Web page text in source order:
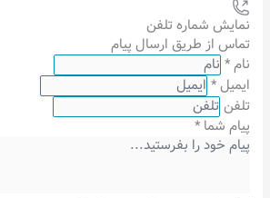
نمایش شماره تلفن
تماس از طریق ارسال پیام
نام*
ایمیل*
تلفن
پیام شما*